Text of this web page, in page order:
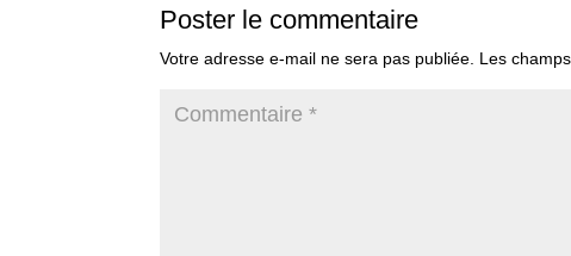
Poster le commentaire
Votre adresse e-mail ne sera pas publiée. Les